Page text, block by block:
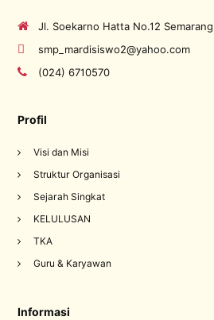
Jl. Soekarno Hatta No.12 Semarang
smp_mardisiswo2@yahoo.com
(024) 6710570
Profil
Visi dan Misi
Struktur Organisasi
Sejarah Singkat
KELULUSAN
TKA
Guru & Karyawan
Informasi